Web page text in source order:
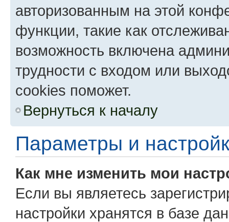
авторизованным на этой
функции, такие как
возможность включена
трудности с входом или
cookies поможет.
Вернуться к началу
Параметры и
Как мне изменить мои
Если вы являетесь
настройки хранятся в базе